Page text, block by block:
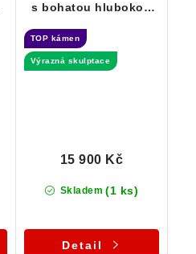
s bohatou hlubokou
8,26 g
TOP kámen
Výrazná skulptace
Skladem (1 ks)
15 900 Kč
Detail